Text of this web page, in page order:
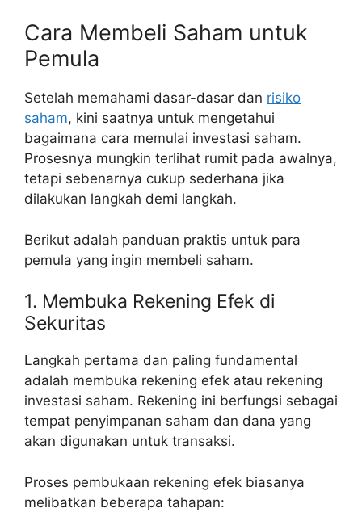
Cara Membeli Saham untuk
Pemula
Setelah memahami dasar-dasar dan risiko
saham, kini saatnya untuk mengetahui
bagaimana cara memulai investasi saham.
Prosesnya mungkin terlihat rumit pada awalnya,
tetapi sebenarnya cukup sederhana jika
dilakukan langkah demi langkah.
Berikut adalah panduan praktis untuk para
pemula yang ingin membeli saham.
1. Membuka Rekening Efek di
Sekuritas
Langkah pertama dan paling fundamental
adalah membuka rekening efek atau rekening
investasi saham. Rekening ini berfungsi sebagai
tempat penyimpanan saham dan dana yang
akan digunakan untuk transaksi.
Proses pembukaan rekening efek biasanya
melibatkan beberapa tahapan: